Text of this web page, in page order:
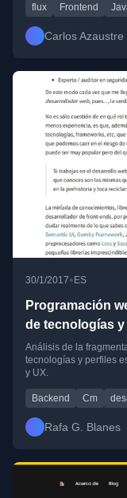
flux Frontend
Carlos Azaustre
30/1/2017•ES
Programación
de tecnologías
Análisis de la
tecnologías y perfiles
y UX.
Backend Cm
Rafa G. Blanes